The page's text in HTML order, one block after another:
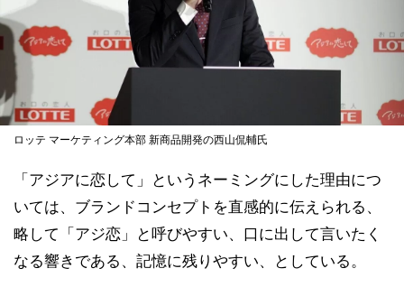
ロッテ マーケティング本部 新商品開発の西山侃輔氏
「アジアに恋して」というネーミングにした理由につ
いては、ブランドコンセプトを直感的に伝えられる、
略して「アジ恋」と呼びやすい、口に出して言いたく
なる響きである、記憶に残りやすい、としている。